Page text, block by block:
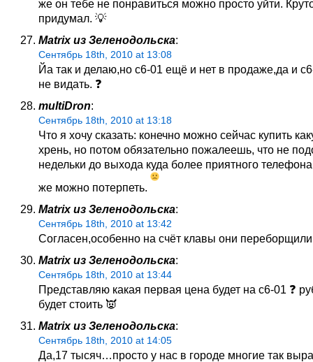
же он тебе не понравиться можно просто уйти.
придумал. 💡
Matrix из Зеленодольска:
Сентябрь 18th, 2010 at 13:08
Йа так и делаю,но с6-01 ещё и нет в продаже,да и
не видать. ❓
multiDron:
Сентябрь 18th, 2010 at 13:18
Что я хочу сказать: конечно можно сейчас купить
хрень, но потом обязательно пожалеешь, что не
недельки до выхода куда более приятного
же можно потерпеть.
Matrix из Зеленодольска:
Сентябрь 18th, 2010 at 13:42
Согласен,особенно на счёт клавы они переборщили
Matrix из Зеленодольска:
Сентябрь 18th, 2010 at 13:44
Представляю какая первая цена будет на с6-01 ❓
будет стоить 👿
Matrix из Зеленодольска:
Сентябрь 18th, 2010 at 14:05
Да,17 тысяч…просто у нас в городе многие так